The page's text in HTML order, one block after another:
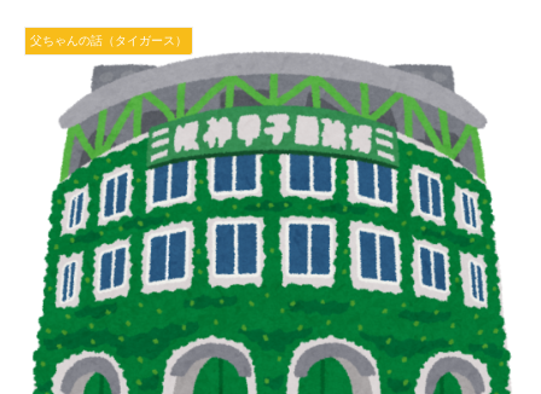
父ちゃんの話（タイガース）